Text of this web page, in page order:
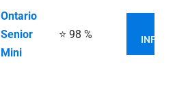
Ontario
Senior
Mini
⭐ 98 %